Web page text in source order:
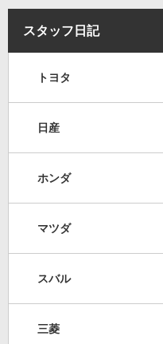
スタッフ日記
トヨタ
日産
ホンダ
マツダ
スバル
三菱